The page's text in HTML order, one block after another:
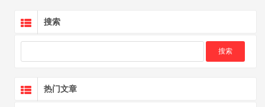
搜索
热门文章